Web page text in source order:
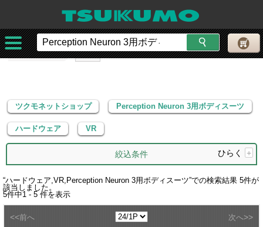
ツクモネットショップ
Perception Neuron 3用ボディスーツ
ハードウェア
VR
ツクモネットショップ Perception Neuron 3用ボディスーツ
ハードウェア VR
絞込条件 ひらく +
“ハードウェア,VR,Perception Neuron 3用ボディスーツ”での検索結果 5件が
該当しました。
5件中1 - 5 件を表示
<<前へ 次へ>>